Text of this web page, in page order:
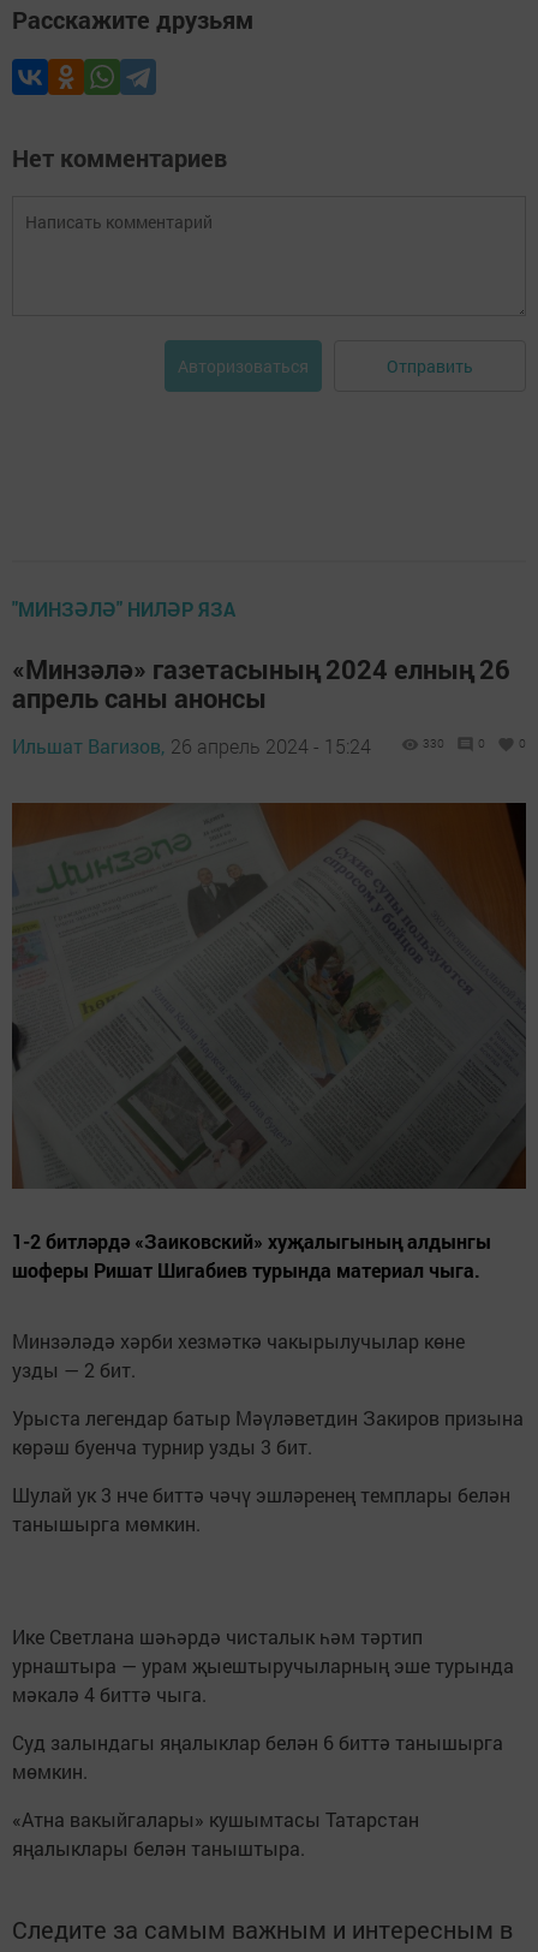
Расскажите друзьям
Нет комментариев
Авторизоваться Отправить
"МИНЗӘЛӘ" НИЛӘР ЯЗА
«Минзәлә» газетасының 2024 елның 26
апрель саны анонсы
Ильшат Вагизов, 26 апрель 2024 - 15:24 330 0 0
1-2 битләрдә «Заиковский» хуҗалыгының алдынгы
шоферы Ришат Шигабиев турында материал чыга.
Минзәләдә хәрби хезмәткә чакырылучылар көне
узды — 2 бит.
Урыста легендар батыр Мәүләветдин Закиров призына
көрәш буенча турнир узды 3 бит.
Шулай ук 3 нче биттә чәчү эшләренең темплары белән
танышырга мөмкин.
Ике Светлана шәһәрдә чисталык һәм тәртип
урнаштыра — урам җыештыручыларның эше турында
мәкалә 4 биттә чыга.
Суд залындагы яңалыклар белән 6 биттә танышырга
мөмкин.
«Атна вакыйгалары» кушымтасы Татарстан
яңалыклары белән таныштыра.
Следите за самым важным и интересным в